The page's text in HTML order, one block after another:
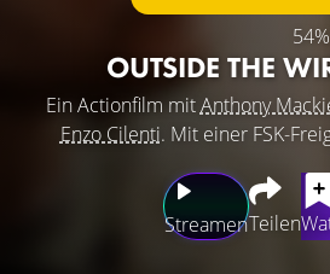
54%
OUTSIDE THE
Ein Actionfilm mitAnthony
Enzo Cilenti. Mit einer FSK-
StreamenTeilen